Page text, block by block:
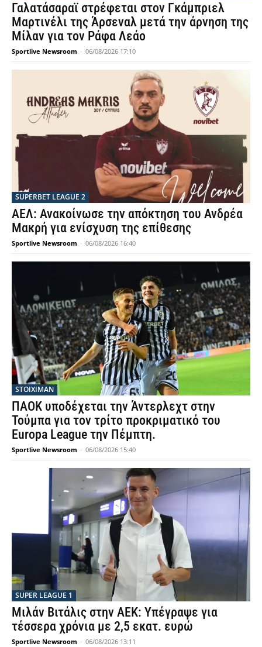
Γαλατάσαραϊ στρέφεται στον Γκάμπριελ
Μαρτινέλι της Άρσεναλ μετά την άρνηση της
Μίλαν για τον Ράφα Λεάο
Sportlive Newsroom - 06/08/2026 17:10
SUPERBET LEAGUE 2
ΑΕΛ: Ανακοίνωσε την απόκτηση του Ανδρέα
Μακρή για ενίσχυση της επίθεσης
Sportlive Newsroom - 06/08/2026 16:40
STOIXIMAN
ΠΑΟΚ υποδέχεται την Άντερλεχτ στην
Τούμπα για τον τρίτο προκριματικό του
Europa League την Πέμπτη.
Sportlive Newsroom - 06/08/2026 15:40
SUPER LEAGUE 1
Μιλάν Βιτάλις στην ΑΕΚ: Υπέγραψε για
τέσσερα χρόνια με 2,5 εκατ. ευρώ
Sportlive Newsroom - 06/08/2026 13:11